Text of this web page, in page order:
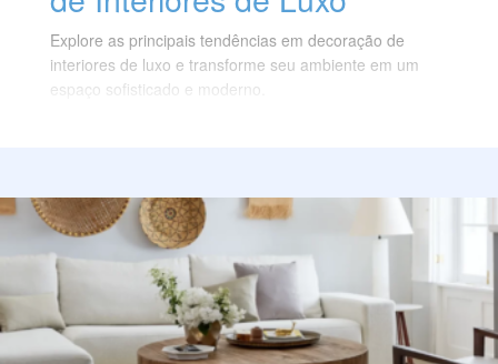
Explore as principais tendências em decoração de
interiores de luxo e transforme seu ambiente em um
espaço sofisticado e moderno.